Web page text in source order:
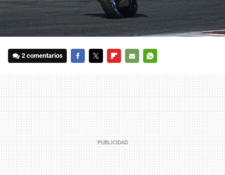
2 comentarios
MAIL